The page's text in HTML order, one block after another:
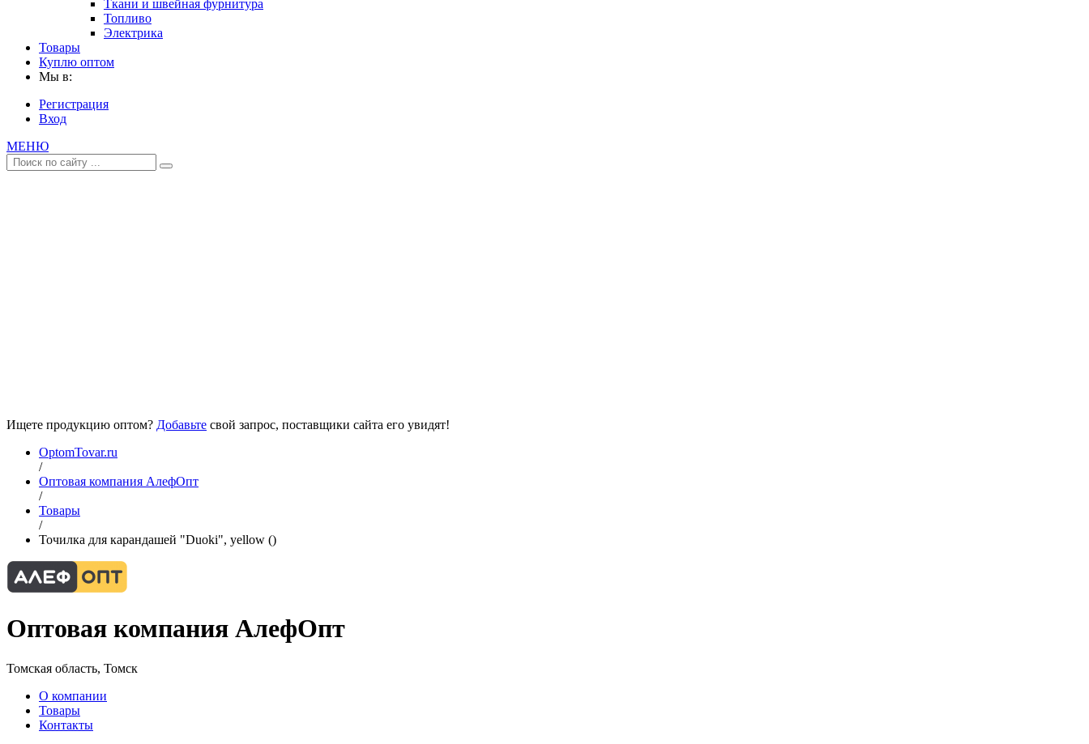
Ткани и швейная фурнитура
Топливо
Электрика
Товары
Куплю оптом
Мы в:
Регистрация
Вход
МЕНЮ
Ищете продукцию оптом? Добавьте свой запрос, поставщики сайта его увидят!
OptomTovar.ru
/
Оптовая компания АлефОпт
/
Товары
/
Точилка для карандашей "Duoki", yellow ()
Оптовая компания АлефОпт
Томская область, Томск
О компании
Товары
Контакты